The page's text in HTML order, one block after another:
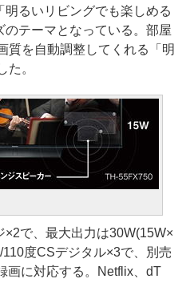
るいリビングでも楽しめる
テーマとなっている。部屋
質を自動調整してくれる「明
た。
で、最大出力は30W(15W×
度CSデジタル×3で、別売
画に対応する。Netflix、dT